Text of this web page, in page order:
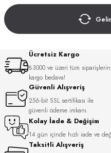
Ücretsiz Kargo
₺3000 ve üzeri tüm
kargo bedava!
Güvenli Alışveriş
256-bit SSL sertifikası ile
güvenli ödeme imkanı.
Kolay İade & Değişim
14 gün içinde hızlı iade ve
Taksitli Alışveriş